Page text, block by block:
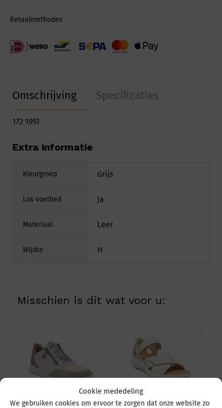
Cookie mededeling
We gebruiken cookies om ervoor te zorgen dat onze website zo
Betaalmethodes
Omschrijving Specificaties
172 1951
Extra informatie
Kleurgroep Grijs
Los voetbed Ja
Materiaal Leer
Wijdte H
Misschien is dit wat voor u: